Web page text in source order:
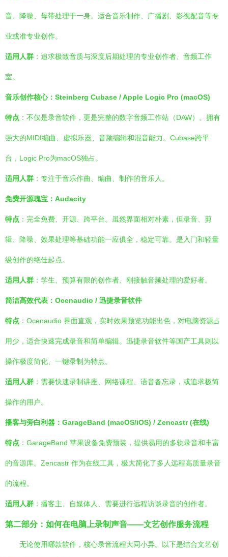
音、降噪、母带处理于一身。适合音乐制作、广播剧、影视配音等专
业或准专业创作。
适用人群 ：追求极致音质与深度后期处理的专业创作者、音频工作
室。
音乐创作核心：Steinberg Cubase / Apple Logic Pro (macOS)
特点 ：不仅是录音软件，更是完整的数字音频工作站（DAW）。拥有
强大的MIDI编曲、虚拟乐器、音频编辑和混音能力。Cubase跨平
台，Logic Pro为macOS独占。
适用人群 ：专注于音乐作曲、编曲、制作的音乐人。
免费开源瑰宝：Audacity
特点 ：完全免费、开源、跨平台。虽然界面相对朴素，但录音、剪
辑、降噪、效果处理等基础功能一应俱全，稳定可靠。是入门和轻量
级创作的绝佳起点。
适用人群 ：学生、预算有限的创作者、刚接触音频处理的爱好者。
简洁高效代表：Ocenaudio / 迅捷录音软件
特点 ：Ocenaudio 界面直观，实时效果预览功能出色，对电脑资源占
用少，适合快速完成录音和简单编辑。迅捷录音软件等国产工具则以
操作极度简化、一键录制为特点。
适用人群 ：需要快速录制讲座、网络课程、语音备忘录，或追求极简
操作的用户。
播客与旁白利器：GarageBand (macOS/iOS) / Zencastr (在线)
特点 ：GarageBand 苹果设备免费预装，提供易用的多轨录音和丰富
的音源库。Zencastr 作为在线工具，极大简化了多人远程高质量录音
的流程。
适用人群 ：播客主、自媒体人、需要进行远程访谈录音的创作者。
第二部分：如何在电脑上录制声音——文艺创作服务流程
无论使用哪款软件，核心录音流程大同小异。以下是结合文艺创